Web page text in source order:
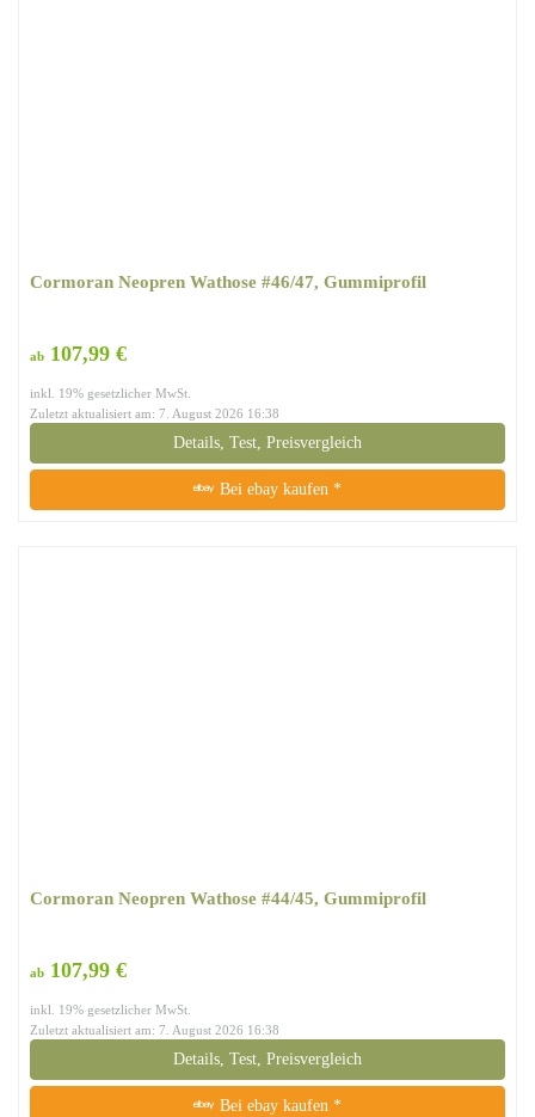
Cormoran Neopren Wathose #46/47, Gummiprofil
ab 107,99 €
inkl. 19% gesetzlicher MwSt.
Zuletzt aktualisiert am: 7. August 2026 16:38
Details, Test, Preisvergleich
Bei ebay kaufen *
Cormoran Neopren Wathose #44/45, Gummiprofil
ab 107,99 €
inkl. 19% gesetzlicher MwSt.
Zuletzt aktualisiert am: 7. August 2026 16:38
Details, Test, Preisvergleich
Bei ebay kaufen *